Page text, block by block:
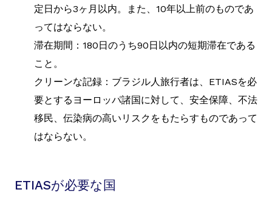
定日から3ヶ月以内。また、10年以上前のものであ
ってはならない。
滞在期間：180日のうち90日以内の短期滞在である
こと。
クリーンな記録：ブラジル人旅行者は、ETIASを必
要とするヨーロッパ諸国に対して、安全保障、不法
移民、伝染病の高いリスクをもたらすものであって
はならない。
ETIASが必要な国